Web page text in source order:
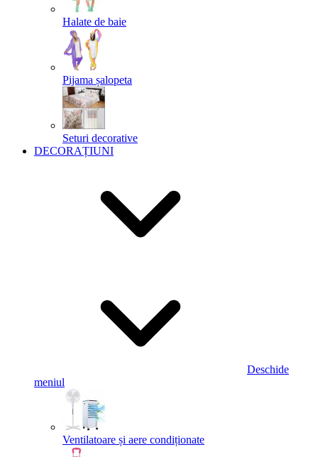
Halate de baie
Pijama șalopeta
Seturi decorative
DECORAȚIUNI
Deschide
meniul
Ventilatoare și aere condiționate